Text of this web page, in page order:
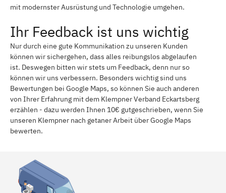
mit modernster Ausrüstung und Technologie umgehen.
Ihr Feedback ist uns wichtig
Nur durch eine gute Kommunikation zu unseren Kunden
können wir sichergehen, dass alles reibungslos abgelaufen
ist. Deswegen bitten wir stets um Feedback, denn nur so
können wir uns verbessern. Besonders wichtig sind uns
Bewertungen bei Google Maps, so können Sie auch anderen
von Ihrer Erfahrung mit dem Klempner Verband Eckartsberg
erzählen - dazu werden Ihnen 10€ gutgeschrieben, wenn Sie
unseren Klempner nach getaner Arbeit über Google Maps
bewerten.